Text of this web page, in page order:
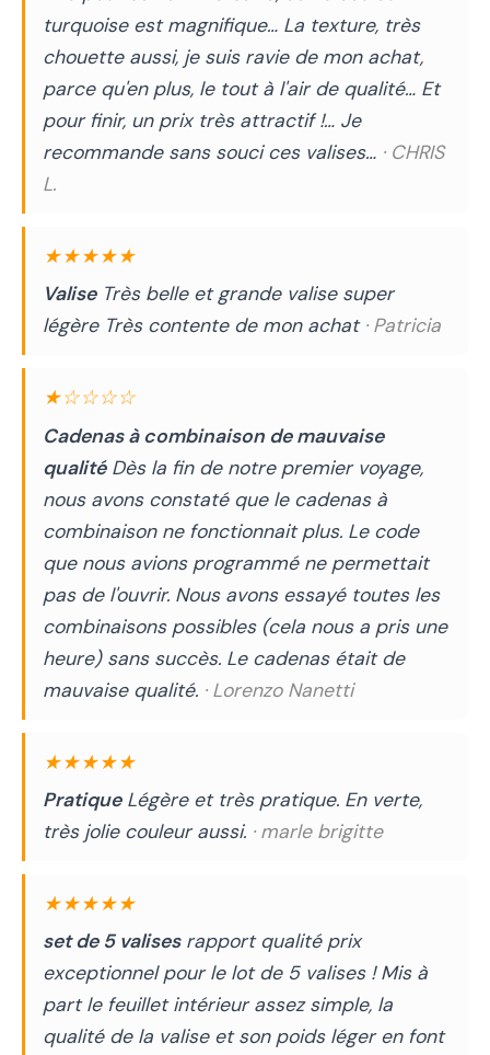
turquoise est magnifique… La texture, très
chouette aussi, je suis ravie de mon achat,
parce qu'en plus, le tout à l'air de qualité… Et
pour finir, un prix très attractif !… Je
recommande sans souci ces valises… · CHRIS
L.
★★★★★
ValiseTrès belle et grande valise super
légère Très contente de mon achat · Patricia
★☆☆☆☆
Cadenas à combinaison de mauvaise
qualitéDès la fin de notre premier voyage,
nous avons constaté que le cadenas à
combinaison ne fonctionnait plus. Le code
que nous avions programmé ne permettait
pas de l'ouvrir. Nous avons essayé toutes les
combinaisons possibles (cela nous a pris une
heure) sans succès. Le cadenas était de
mauvaise qualité. · Lorenzo Nanetti
★★★★★
PratiqueLégère et très pratique. En verte,
très jolie couleur aussi. · marle brigitte
★★★★★
set de 5 valisesrapport qualité prix
exceptionnel pour le lot de 5 valises ! Mis à
part le feuillet intérieur assez simple, la
qualité de la valise et son poids léger en font